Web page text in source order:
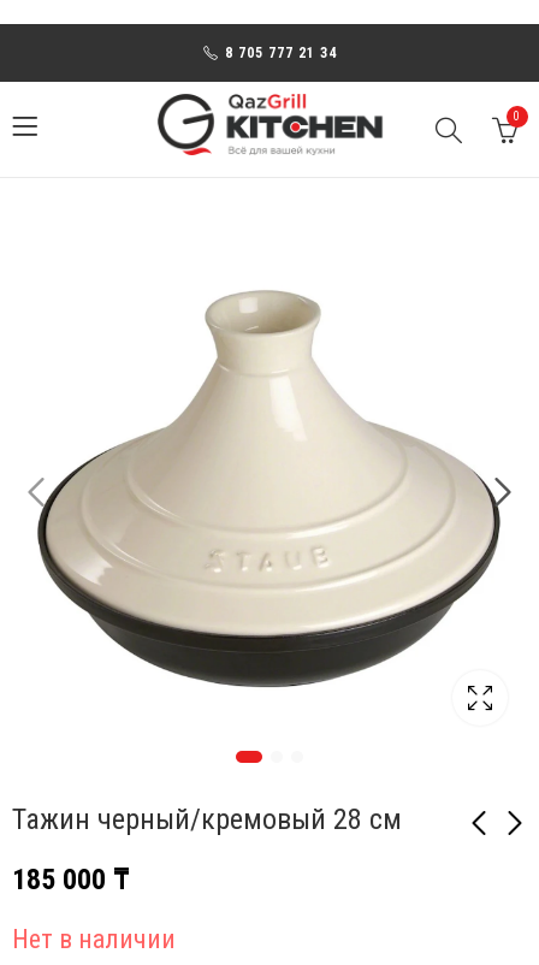
8 705 777 21 34
0
Тажин черный/кремовый 28 см
185 000 ₸
Нет в наличии